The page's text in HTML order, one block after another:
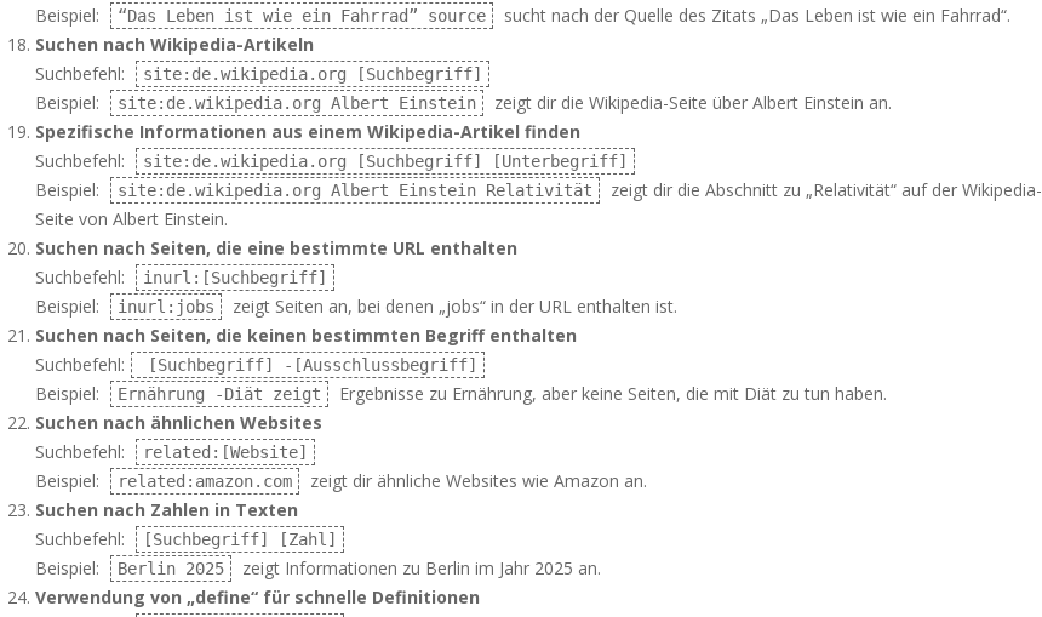
Beispiel: “Das Leben ist wie ein Fahrrad” source
sucht nach der Quelle des Zitats „Das Leben ist wie ein Fahrrad“.
Suchen nach Wikipedia-Artikeln
Suchbefehl:
site:de.wikipedia.org [Suchbegriff]
Beispiel: site:de.wikipedia.org Albert Einstein
zeigt dir die Wikipedia-Seite über Albert Einstein an.
Spezifische Informationen aus einem Wikipedia-Artikel finden
Suchbefehl:
site:de.wikipedia.org [Suchbegriff] [Unterbegriff]
Beispiel: site:de.wikipedia.org Albert Einstein Relativität
zeigt dir die Abschnitt zu „Relativität“ auf der Wikipedia-
Seite von Albert Einstein.
Suchen nach Seiten, die eine bestimmte URL enthalten
Suchbefehl:
inurl:[Suchbegriff]
Beispiel: inurl:jobs
zeigt Seiten an, bei denen „jobs“ in der URL enthalten ist.
Suchen nach Seiten, die keinen bestimmten Begriff enthalten
Suchbefehl:
[Suchbegriff] -[Ausschlussbegriff]
Beispiel: Ernährung -Diät zeigt
Ergebnisse zu Ernährung, aber keine Seiten, die mit Diät zu tun haben.
Suchen nach ähnlichen Websites
Suchbefehl:
related:[Website]
Beispiel: related:amazon.com
zeigt dir ähnliche Websites wie Amazon an.
Suchen nach Zahlen in Texten
Suchbefehl:
[Suchbegriff] [Zahl]
Beispiel: Berlin 2025
zeigt Informationen zu Berlin im Jahr 2025 an.
Verwendung von „define“ für schnelle Definitionen